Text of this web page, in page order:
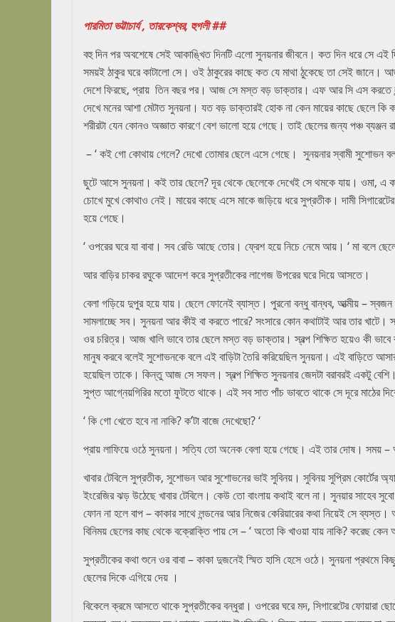
পারমিতা ভট্টাচার্য , তারকেশ্বর, হুগলী ##
বহু দিন পর অবশেষে সেই আকাঙ্খিত দিনটি এলো সুনয়নার জীবনে। কত দিন ধরে সে এই
সময়ই ঠাকুর ঘরে কাটালো সে। ওই ঠাকুরের কাছে কত যে মাথা ঠুকেছে তা সেই
দেশে ফিরছে, প্রায় তিন বছর পর। আজ সে মস্ত বড় ডাক্তার। এফ আর সি এস
দেখে মনের আশা মেটাত সুনয়না। যত বড় ডাক্তারই হোক না কেন মায়ের কাছে ছেলে
শরীরটা যেন কোনও অজ্ঞাত কারণে বেশ ভালো হয়ে গেছে। তাই ছেলের জন্য পঞ্চ
– ‘ কই গো কোথায় গেলে? দেখো তোমার ছেলে এসে গেছে। সুনয়নার স্বামী সুশোভন
ছুটে আসে সুনয়না। কই তার ছেলে? দূর থেকে ছেলেকে দেখেই সে থমকে যায়। ওমা, এ
চোখে মুখে কোথাও নেই। মায়ের কাছে এসে মাকে জড়িয়ে ধরে সুপ্রতীক। দামী
হয়ে গেছে।
‘ ওপরের ঘরে যা বাবা। সব রেডি আছে তোর। ফ্রেশ হয়ে নিচে নেমে আয়। ‘ মা বলে
আর বাড়ির চাকর রঘুকে আদেশ করে সুপ্রতীকের লাগেজ উপরের ঘরে দিয়ে আসতে।
বেলা গড়িয়ে দুপুর হয়ে যায়। ছেলে ফোনেই ব্যাস্ত। পুরনো বন্ধু বান্ধব, আত্মীয় –
সামলাচ্ছে সব। সুনয়না আর কীই বা করতে পারে? সংসারে কোন কথাটাই আর তার খাটে।
ওর চরিত্র। আজ খালি ভাবে তার ছেলে মস্ত বড় ডাক্তার। স্বল্প শিক্ষিত হয়েও কী
মানুষ করবে বলেই সুশোভনকে বলে এই বাড়িটা তৈরি করিয়েছিল সুনয়না। এই বাড়িতে
হয়েছিল তাকে। কিন্তু আজ সে সফল। স্বল্প শিক্ষিত সুনয়নার জেদটা বরাবরই একটু
সুপ্ত আগ্নেয়গিরির মতো ফুটতে থাকে। এই সব সাত পাঁচ ভাবতে থাকে সে দূরে মাঠের
‘ কি গো খেতে হবে না নাকি? ক’টা বাজে দেখেছো? ‘
প্রায় লাফিয়ে ওঠে সুনয়না। সত্যি তো অনেক বেলা হয়ে গেছে। এই তার দোষ। সময় –
খাবার টেবিলে সুপ্রতীক, সুশোভন আর সুশোভনের ভাই সুবিনয়। সুবিনয় সুপ্রিম কোর্টের
ইংরেজির ঝড় উঠেছে খাবার টেবিলে। কেউ তো বাংলায় কথাই বলে না। সুনয়ার সাহেব
ফোন না হলে বাপ – কাকার সাথে লন্ডনের আর নিজের কেরিয়ারের কথা নিয়েই সে
বিনিময় ছেলের কাছ থেকে বক্রোক্তি পায় সে – ‘ অতো কি খাওয়া যায় নাকি? করেছ
সুপ্রতীকের কথা শুনে ওর বাবা – কাকা দুজনেই স্মিত হাসি হেসে ওঠে। সুনয়না প্রথমে
ছেলের দিকে এগিয়ে দেয় ।
বিকেলে ক্রমে আসতে থাকে সুপ্রতীকের বন্ধুরা। ওপরের ঘরে মদ, সিগারেটের ফোয়ারা